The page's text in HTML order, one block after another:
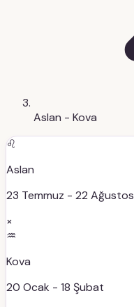
Aslan - Kova
♌
Aslan
23 Temmuz - 22 Ağustos
×
♒
Kova
20 Ocak - 18 Şubat